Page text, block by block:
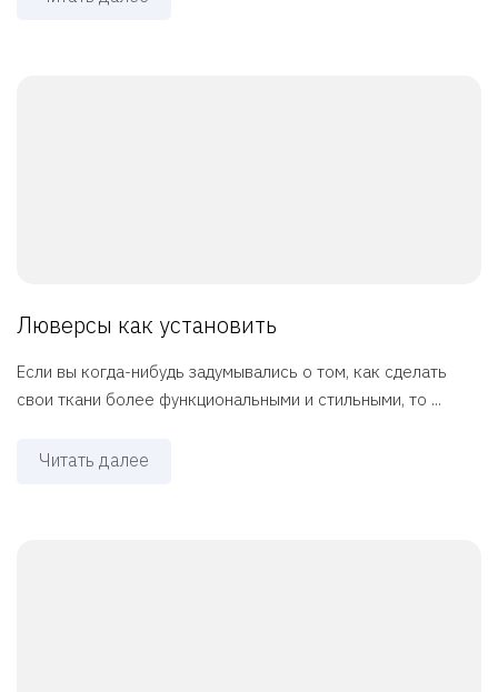
Люверсы как установить
Если вы когда-нибудь задумывались о том, как сделать
свои ткани более функциональными и стильными, то ...
Читать далее